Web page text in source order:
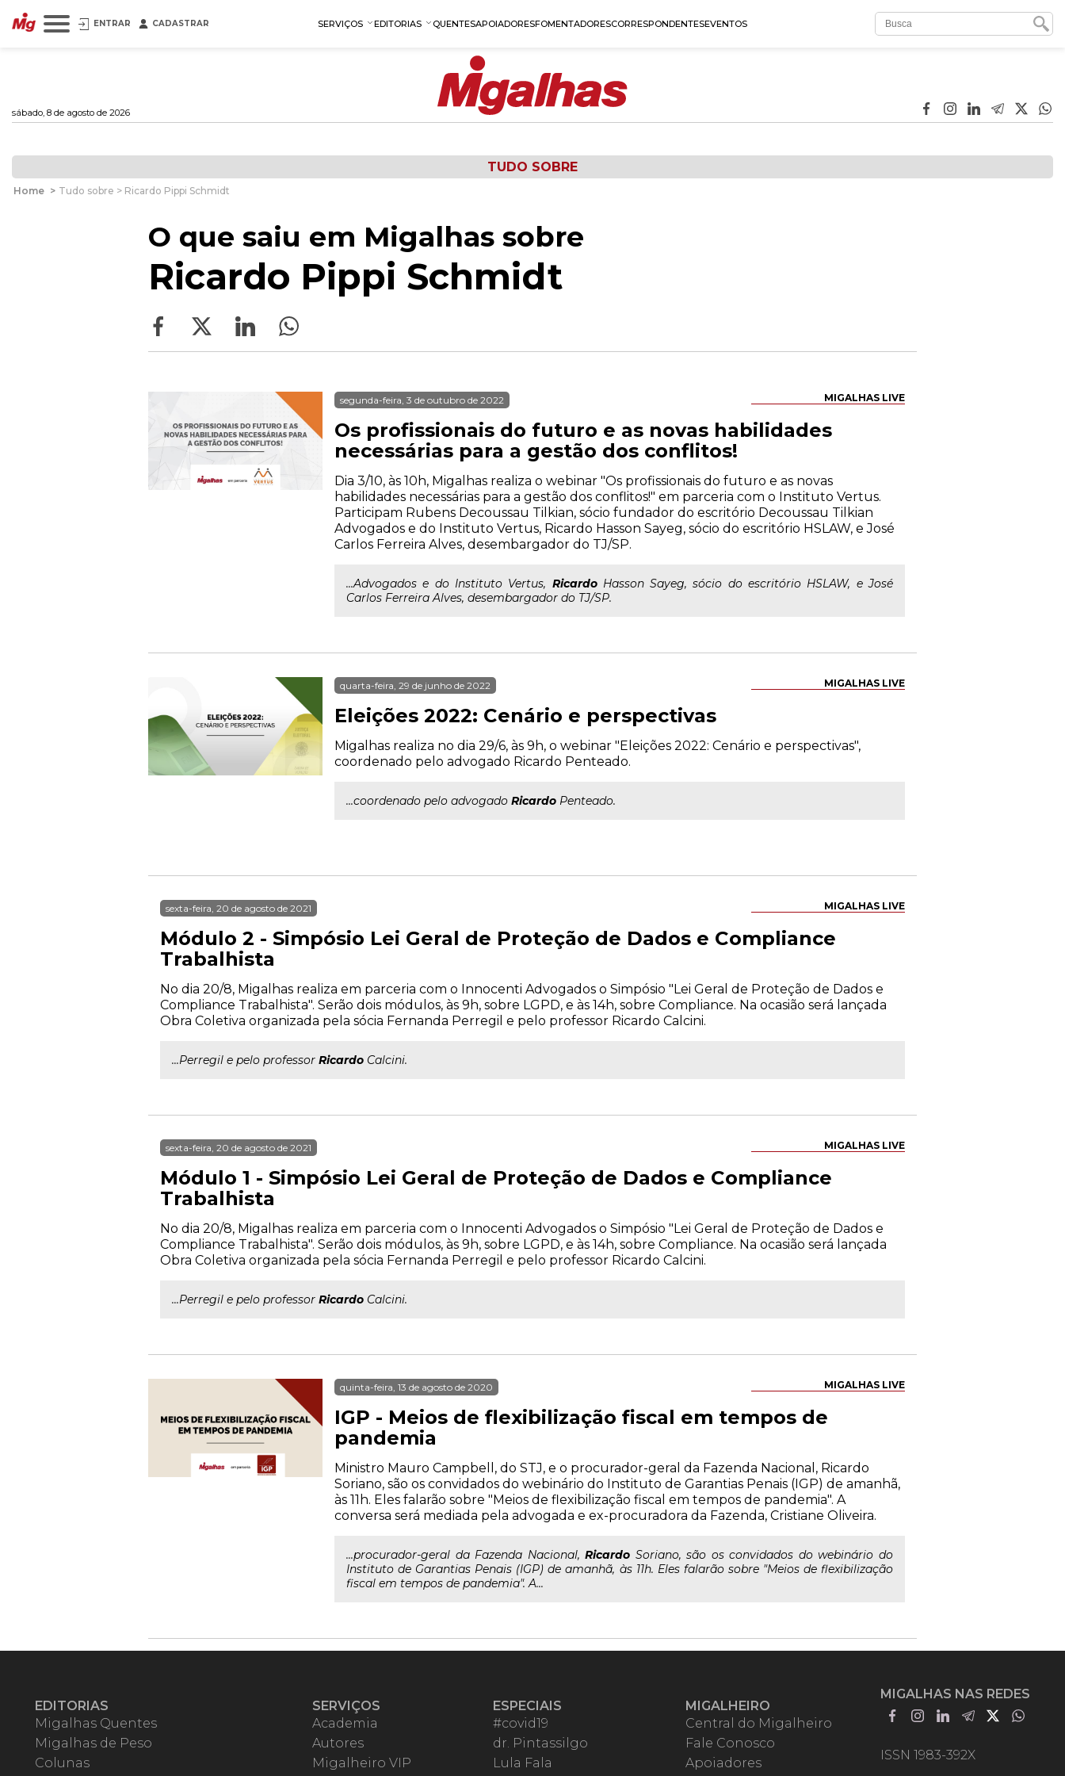
ENTRAR CADASTRAR SERVIÇOS EDITORIAS QUENTESAPOIADORESFOMENTADORESCORRESPONDENTESEVENTOS
sábado, 8 de agosto de 2026
TUDO SOBRE
Home > Tudo sobre > Ricardo Pippi Schmidt
O que saiu em Migalhas sobre
Ricardo Pippi Schmidt
MIGALHAS LIVE
segunda-feira, 3 de outubro de 2022
Os profissionais do futuro e as novas habilidades
necessárias para a gestão dos conflitos!
Dia 3/10, às 10h, Migalhas realiza o webinar "Os profissionais do futuro e as novas
habilidades necessárias para a gestão dos conflitos!" em parceria com o Instituto Vertus.
Participam Rubens Decoussau Tilkian, sócio fundador do escritório Decoussau Tilkian
Advogados e do Instituto Vertus, Ricardo Hasson Sayeg, sócio do escritório HSLAW, e José
Carlos Ferreira Alves, desembargador do TJ/SP.
...Advogados e do Instituto Vertus, RicardoHasson Sayeg, sócio do escritório HSLAW, e José
Carlos Ferreira Alves, desembargador do TJ/SP.
MIGALHAS LIVE
quarta-feira, 29 de junho de 2022
Eleições 2022: Cenário e perspectivas
Migalhas realiza no dia 29/6, às 9h, o webinar "Eleições 2022: Cenário e perspectivas",
coordenado pelo advogado Ricardo Penteado.
...coordenado pelo advogado Ricardo Penteado.
MIGALHAS LIVE
sexta-feira, 20 de agosto de 2021
Módulo 2 - Simpósio Lei Geral de Proteção de Dados e Compliance
Trabalhista
No dia 20/8, Migalhas realiza em parceria com o Innocenti Advogados o Simpósio "Lei Geral de Proteção de Dados e
Compliance Trabalhista". Serão dois módulos, às 9h, sobre LGPD, e às 14h, sobre Compliance. Na ocasião será lançada
Obra Coletiva organizada pela sócia Fernanda Perregil e pelo professor Ricardo Calcini.
...Perregil e pelo professor Ricardo Calcini.
MIGALHAS LIVE
sexta-feira, 20 de agosto de 2021
Módulo 1 - Simpósio Lei Geral de Proteção de Dados e Compliance
Trabalhista
No dia 20/8, Migalhas realiza em parceria com o Innocenti Advogados o Simpósio "Lei Geral de Proteção de Dados e
Compliance Trabalhista". Serão dois módulos, às 9h, sobre LGPD, e às 14h, sobre Compliance. Na ocasião será lançada
Obra Coletiva organizada pela sócia Fernanda Perregil e pelo professor Ricardo Calcini.
...Perregil e pelo professor Ricardo Calcini.
MIGALHAS LIVE
quinta-feira, 13 de agosto de 2020
IGP - Meios de flexibilização fiscal em tempos de
pandemia
Ministro Mauro Campbell, do STJ, e o procurador-geral da Fazenda Nacional, Ricardo
Soriano, são os convidados do webinário do Instituto de Garantias Penais (IGP) de amanhã,
às 11h. Eles falarão sobre "Meios de flexibilização fiscal em tempos de pandemia". A
conversa será mediada pela advogada e ex-procuradora da Fazenda, Cristiane Oliveira.
...procurador-geral da Fazenda Nacional,Ricardo Soriano, são os convidados do webinário do
Instituto de Garantias Penais (IGP) de amanhã, às 11h. Eles falarão sobre "Meios de flexibilização
fiscal em tempos de pandemia". A...
EDITORIAS
Migalhas Quentes
Migalhas de Peso
Colunas
SERVIÇOS
Academia
Autores
Migalheiro VIP
ESPECIAIS
#covid19
dr. Pintassilgo
Lula Fala
MIGALHEIRO
Central do Migalheiro
Fale Conosco
Apoiadores
MIGALHAS NAS REDES
ISSN 1983-392X